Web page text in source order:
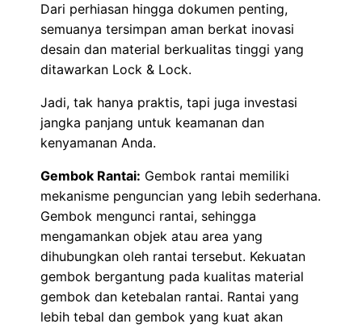
Dari perhiasan hingga dokumen penting,
semuanya tersimpan aman berkat inovasi
desain dan material berkualitas tinggi yang
ditawarkan Lock & Lock.
Jadi, tak hanya praktis, tapi juga investasi
jangka panjang untuk keamanan dan
kenyamanan Anda.
Gembok Rantai: Gembok rantai memiliki
mekanisme penguncian yang lebih sederhana.
Gembok mengunci rantai, sehingga
mengamankan objek atau area yang
dihubungkan oleh rantai tersebut. Kekuatan
gembok bergantung pada kualitas material
gembok dan ketebalan rantai. Rantai yang
lebih tebal dan gembok yang kuat akan